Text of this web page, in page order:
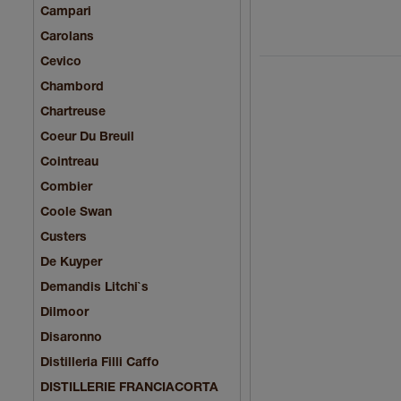
Campari
Carolans
Cevico
Chambord
Chartreuse
Coeur Du Breuil
Cointreau
Combier
Coole Swan
Custers
De Kuyper
Demandis Litchi`s
Dilmoor
Disaronno
Distilleria Filli Caffo
DISTILLERIE FRANCIACORTA